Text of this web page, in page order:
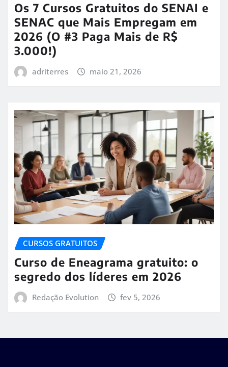
Os 7 Cursos Gratuitos do SENAI e
SENAC que Mais Empregam em
2026 (O #3 Paga Mais de R$
3.000!)
adriterres maio 21, 2026
CURSOS GRATUITOS
Curso de Eneagrama gratuito: o
segredo dos líderes em 2026
Redação Evolution fev 5, 2026